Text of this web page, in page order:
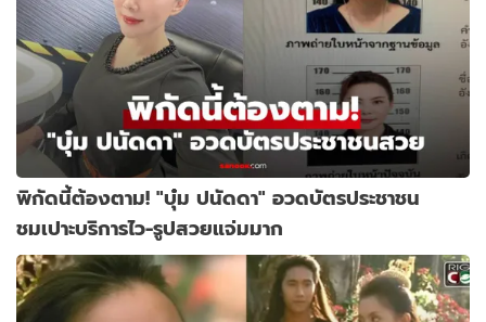
พิกัดนี้ต้องตาม! "บุ๋ม ปนัดดา" อวดบัตรประชาชน
ชมเปาะบริการไว-รูปสวยแจ่มมาก